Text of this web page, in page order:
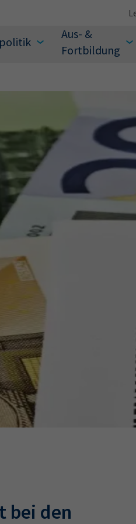
Aus- &
Fortbildung
suchen Sie?
Sie auch aus den
Ausbildungsvertrag
34i Betriebswirt
bei den